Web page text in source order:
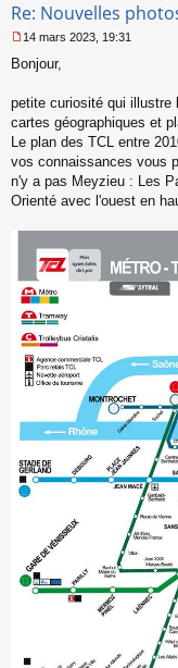
Re: Nouvelles
e
s
g
e
n
o
n
u
14 mars 2023, 19:31
Bonjour,
petite curiosité qui illustre
cartes géographiques et
Le plan des TCL entre
vos connaissances vous
n'y a pas Meyzieu : Les
Orienté avec l'ouest en